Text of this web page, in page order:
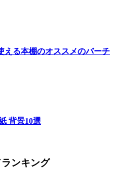
える本棚のオススメのバーチ
背景10選
ンキング